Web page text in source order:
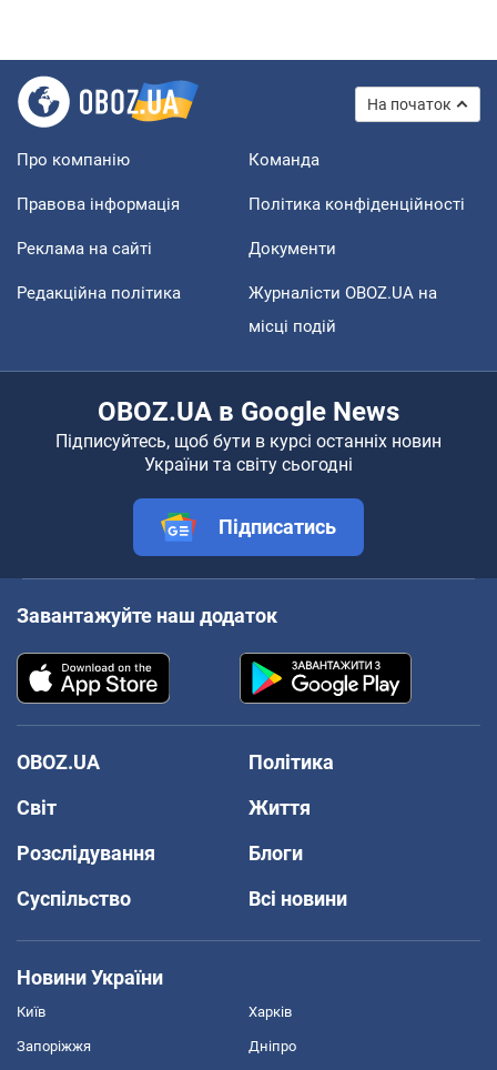
На початок
Про компанію Команда
Правова інформація Політика конфіденційності
Реклама на сайті Документи
Редакційна політика
Журналісти OBOZ.UA на
місці подій
OBOZ.UA в Google News
Підписуйтесь, щоб бути в курсі останніх новин
України та світу сьогодні
Підписатись
Завантажуйте наш додаток
OBOZ.UA
Політика
Світ
Життя
Розслідування
Блоги
Суспільство
Всі новини
Новини України
Київ Харків
Запоріжжя Дніпро